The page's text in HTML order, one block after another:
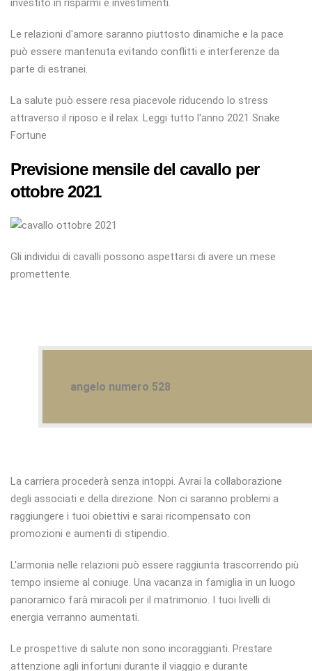
investito in risparmi e investimenti.
Le relazioni d'amore saranno piuttosto dinamiche e la pace
può essere mantenuta evitando conflitti e interferenze da
parte di estranei.
La salute può essere resa piacevole riducendo lo stress
attraverso il riposo e il relax. Leggi tutto l'anno 2021 Snake
Fortune
Previsione mensile del cavallo per
ottobre 2021
Gli individui di cavalli possono aspettarsi di avere un mese
promettente.
angelo numero 528
La carriera procederà senza intoppi. Avrai la collaborazione
degli associati e della direzione. Non ci saranno problemi a
raggiungere i tuoi obiettivi e sarai ricompensato con
promozioni e aumenti di stipendio.
L'armonia nelle relazioni può essere raggiunta trascorrendo più
tempo insieme al coniuge. Una vacanza in famiglia in un luogo
panoramico farà miracoli per il matrimonio. I tuoi livelli di
energia verranno aumentati.
Le prospettive di salute non sono incoraggianti. Prestare
attenzione agli infortuni durante il viaggio e durante